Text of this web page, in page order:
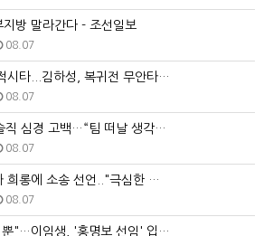
지방 말라간다 - 조선일보
08.07
시타...김하성, 복귀전 무안타…
08.07
직 심경 고백…“팀 떠날 생각…
08.07
희롱에 소송 선언.."극심한 …
08.07
뿐"…이임생, '홍명보 선임' 입…